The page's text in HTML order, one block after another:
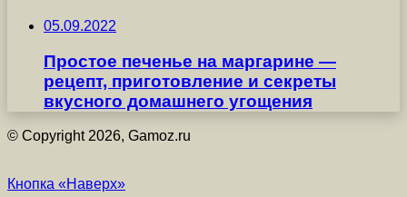
05.09.2022
Простое печенье на маргарине —
рецепт, приготовление и секреты
вкусного домашнего угощения
© Copyright 2026, Gamoz.ru
Кнопка «Наверх»